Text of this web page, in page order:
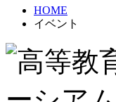
HOME
イベント